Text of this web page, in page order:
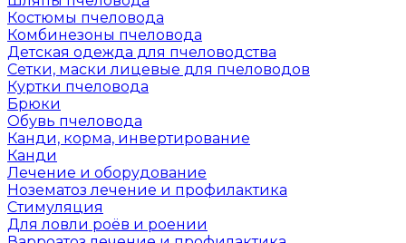
Костюмы пчеловода
Комбинезоны пчеловода
Детская одежда для пчеловодства
Сетки, маски лицевые для пчеловодов
Куртки пчеловода
Брюки
Обувь пчеловода
Канди, корма, инвертирование
Канди
Лечение и оборудование
Нозематоз лечение и профилактика
Стимуляция
Для ловли роёв и роении